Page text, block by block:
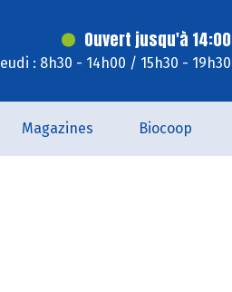
Ouvert jusqu'à 14:00
: 8h30 - 14h00 / 15h30 - 19h30
Magazines Biocoop